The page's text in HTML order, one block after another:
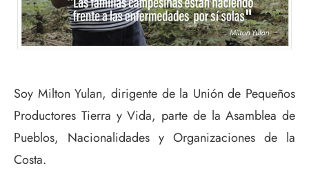
Soy Milton Yulan, dirigente de la Unión de Pequeños
Productores Tierra y Vida, parte de la Asamblea de
Pueblos, Nacionalidades y Organizaciones de la
Costa.